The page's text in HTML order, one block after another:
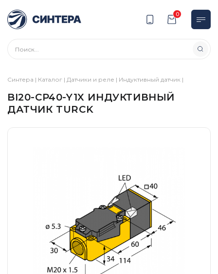
0
Синтера | Каталог | Датчики и реле | Индуктивный датчик |
BI20-CP40-Y1X ИНДУКТИВНЫЙ
ДАТЧИК TURCK